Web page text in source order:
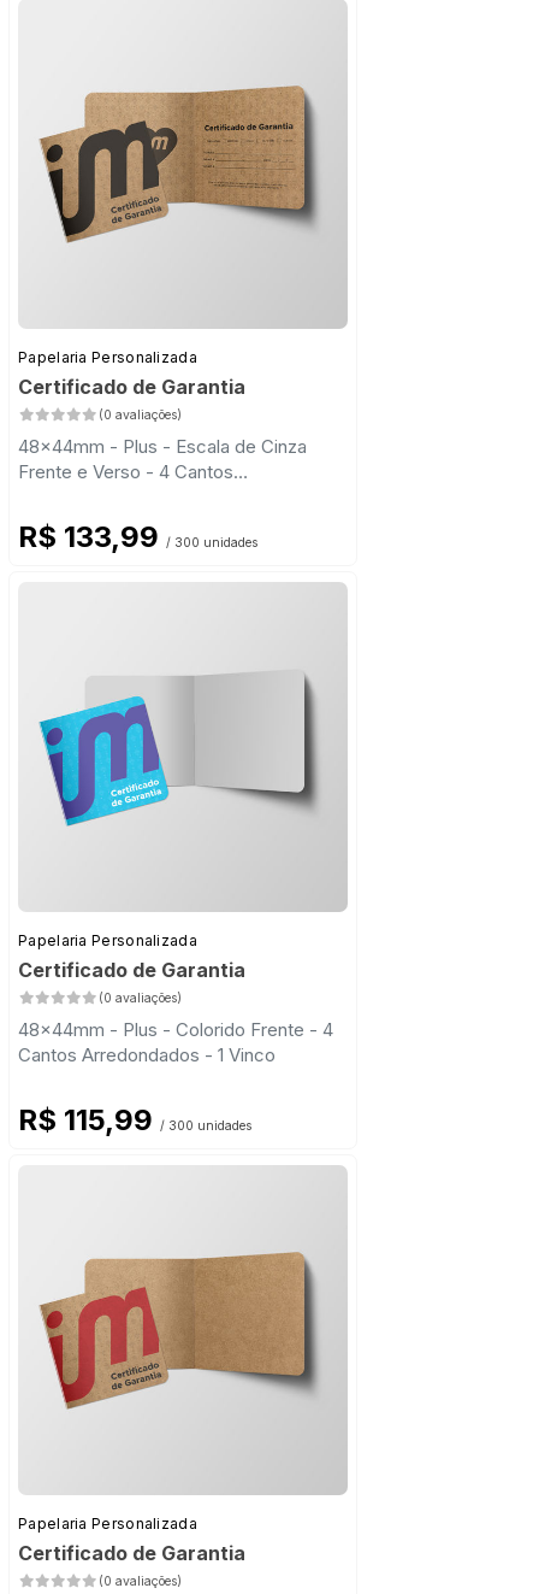
Papelaria Personalizada
Certificado de Garantia
(0 avaliações)
48x44mm - Plus - Escala de Cinza
Frente e Verso - 4 Cantos
R$ 133,99 / 300 unidades
Papelaria Personalizada
Certificado de Garantia
(0 avaliações)
48x44mm - Plus - Colorido Frente - 4
Cantos Arredondados - 1 Vinco
R$ 115,99 / 300 unidades
Papelaria Personalizada
Certificado de Garantia
(0 avaliações)